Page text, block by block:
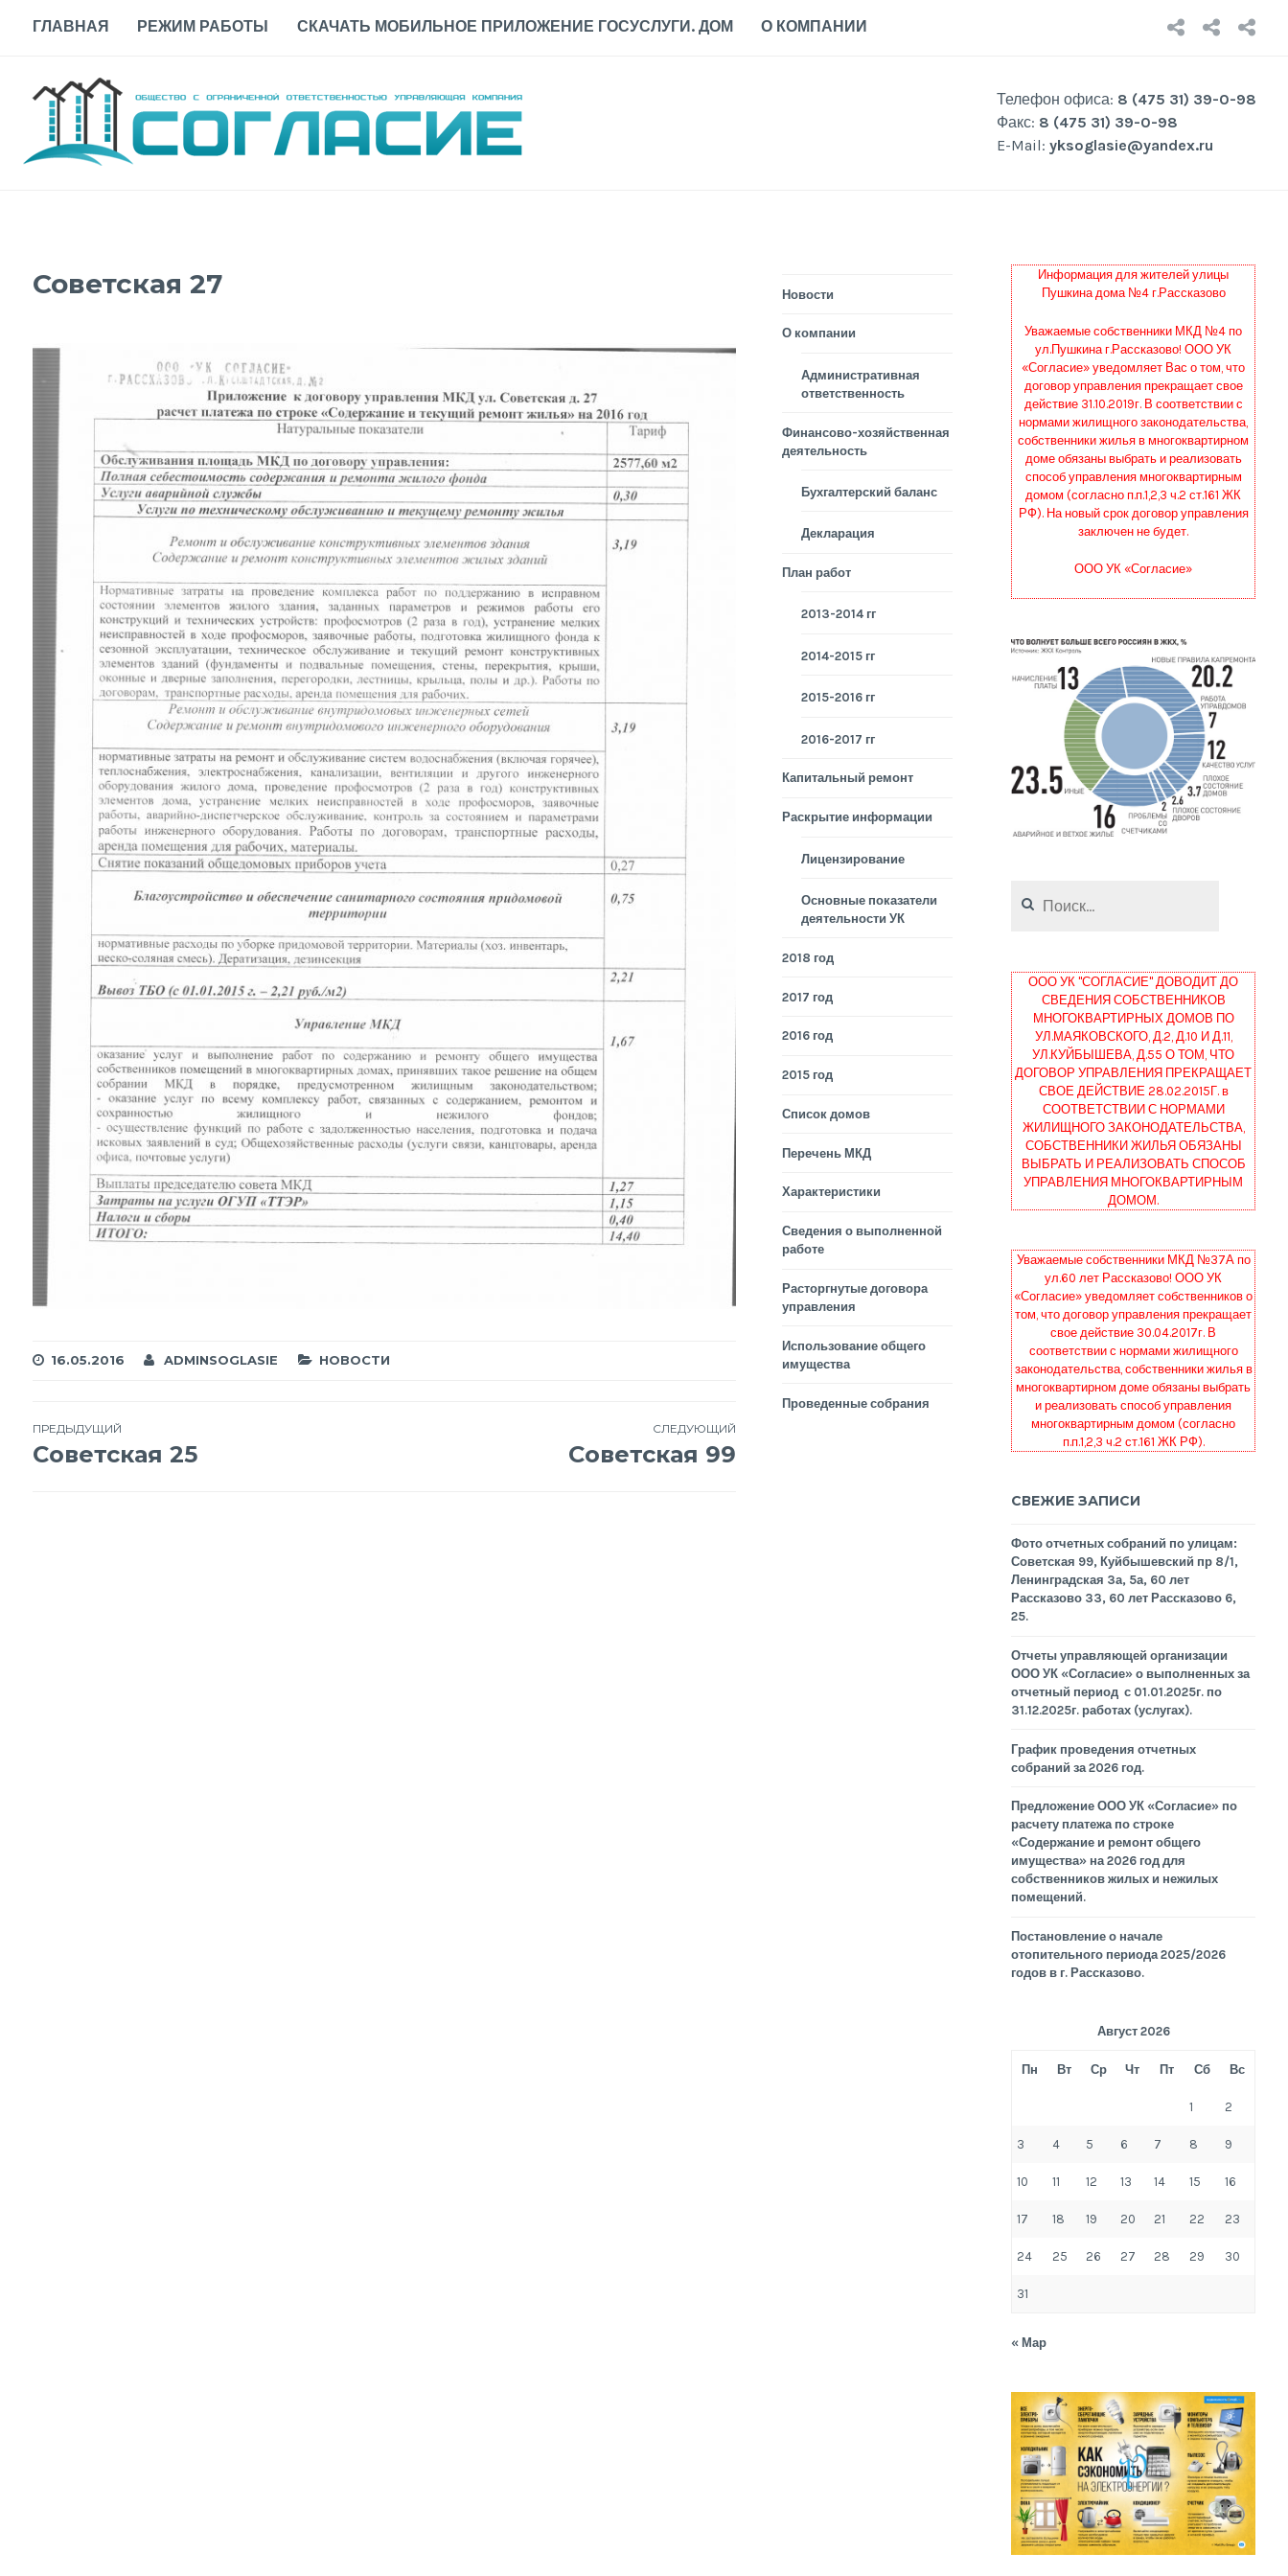
ГЛАВНАЯ РЕЖИМ РАБОТЫ СКАЧАТЬ МОБИЛЬНОЕ ПРИЛОЖЕНИЕ ГОСУСЛУГИ. ДОМ О КОМПАНИИ
О
Телефон офиса: 8 (475 31) 39-0-98
Факс: 8 (475 31) 39-0-98
E-Mail: yksoglasie@yandex.ru
Советская 27
16.05.2016 ADMINSOGLASIE НОВОСТИ
Навигация
ПРЕДЫДУЩИЙ
Советская 25
СЛЕДУЮЩИЙ
Советская 99
Новости
О компании
Административная
ответственность
Финансово-хозяйственная
деятельность
Бухгалтерский баланс
Декларация
План работ
2013-2014 гг
2014-2015 гг
2015-2016 гг
2016-2017 гг
Капитальный ремонт
Раскрытие информации
Лицензирование
Основные показатели
деятельности УК
2018 год
2017 год
2016 год
2015 год
Список домов
Перечень МКД
Характеристики
Сведения о выполненной
работе
Расторгнутые договора
управления
Использование общего
имущества
Проведенные собрания
Информация для жителей улицы
Пушкина дома №4 г.Рассказово
Уважаемые собственники МКД №4 по
ул.Пушкина г.Рассказово! ООО УК
«Согласие» уведомляет Вас о том, что
договор управления прекращает свое
действие 31.10.2019г. В соответствии с
нормами жилищного законодательства,
собственники жилья в многоквартирном
доме обязаны выбрать и реализовать
способ управления многоквартирным
домом (согласно п.п.1,2,3 ч.2 ст.161 ЖК
РФ). На новый срок договор управления
заключен не будет.
ООО УК «Согласие»
ООО УК "СОГЛАСИЕ" ДОВОДИТ ДО
СВЕДЕНИЯ СОБСТВЕННИКОВ
МНОГОКВАРТИРНЫХ ДОМОВ ПО
УЛ.МАЯКОВСКОГО, Д.2, Д.10 И Д.11,
УЛ.КУЙБЫШЕВА, Д.55 О ТОМ, ЧТО
ДОГОВОР УПРАВЛЕНИЯ ПРЕКРАЩАЕТ
СВОЕ ДЕЙСТВИЕ 28.02.2015Г. в
СООТВЕТСТВИИ С НОРМАМИ
ЖИЛИЩНОГО ЗАКОНОДАТЕЛЬСТВА,
СОБСТВЕННИКИ ЖИЛЬЯ ОБЯЗАНЫ
ВЫБРАТЬ И РЕАЛИЗОВАТЬ СПОСОБ
УПРАВЛЕНИЯ МНОГОКВАРТИРНЫМ
ДОМОМ.
Уважаемые собственники МКД №37А по
ул.60 лет Рассказово! ООО УК
«Согласие» уведомляет собственников о
том, что договор управления прекращает
свое действие 30.04.2017г. В
соответствии с нормами жилищного
законодательства, собственники жилья в
многоквартирном доме обязаны выбрать
и реализовать способ управления
многоквартирным домом (согласно
п.п.1,2,3 ч.2 ст.161 ЖК РФ).
СВЕЖИЕ ЗАПИСИ
Фото отчетных собраний по улицам:
Советская 99, Куйбышевский пр 8/1,
Ленинградская 3а, 5а, 60 лет
Рассказово 33, 60 лет Рассказово 6,
25.
Отчеты управляющей организации
ООО УК «Согласие» о выполненных за
отчетный период с 01.01.2025г. по
31.12.2025г. работах (услугах).
График проведения отчетных
собраний за 2026 год.
Предложение ООО УК «Согласие» по
расчету платежа по строке
«Содержание и ремонт общего
имущества» на 2026 год для
собственников жилых и нежилых
помещений.
Постановление о начале
отопительного периода 2025/2026
годов в г. Рассказово.
Август 2026
Пн Вт Ср Чт Пт Сб Вс
1 2
3 4 5 6 7 8 9
10 11 12 13 14 15 16
17 18 19 20 21 22 23
24 25 26 27 28 29 30
31
« Мар